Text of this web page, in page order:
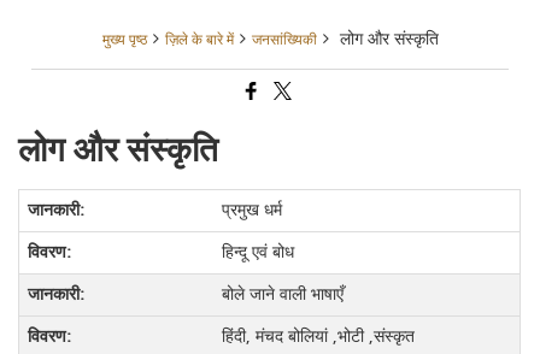
मुख्य पृष्ठ ज़िले के बारे में जनसांख्यिकी लोग और संस्कृति
लोग और संस्कृति
प्रमुख धर्म
हिन्दू एवं बोध
बोले जाने वाली भाषाएँ
हिंदी, मंचद बोलियां ,भोटी ,संस्कृत